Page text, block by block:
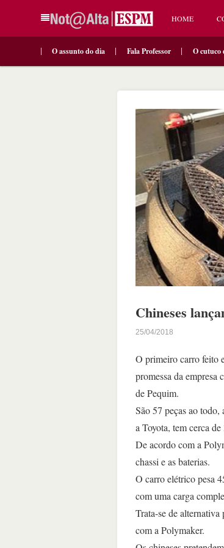
HOME
O assunto do dia Fala Professor O cutuco
Chineses
25/04/2018
O primeiro carro feito
promessa da
de Pequim.
São 57 peças ao
a Toyota, tem cerca
De acordo com a
chassi e as baterias.
O carro elétrico pesa
com uma carga
Trata-se de
com a Polymaker.